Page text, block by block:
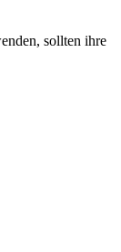
sollten ihre